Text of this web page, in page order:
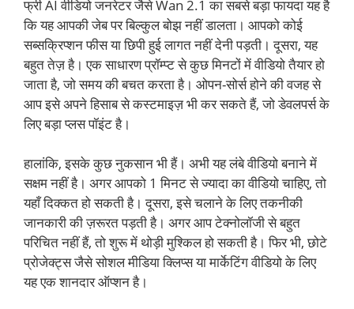
फ्री AI वीडियो जनरेटर जैसे Wan 2.1 का सबसे बड़ा फायदा यह है
कि यह आपकी जेब पर बिल्कुल बोझ नहीं डालता। आपको कोई
सब्सक्रिप्शन फीस या छिपी हुई लागत नहीं देनी पड़ती। दूसरा, यह
बहुत तेज़ है। एक साधारण प्रॉम्प्ट से कुछ मिनटों में वीडियो तैयार हो
जाता है, जो समय की बचत करता है। ओपन-सोर्स होने की वजह से
आप इसे अपने हिसाब से कस्टमाइज़ भी कर सकते हैं, जो डेवलपर्स के
लिए बड़ा प्लस पॉइंट है।
हालांकि, इसके कुछ नुकसान भी हैं। अभी यह लंबे वीडियो बनाने में
सक्षम नहीं है। अगर आपको 1 मिनट से ज्यादा का वीडियो चाहिए, तो
यहाँ दिक्कत हो सकती है। दूसरा, इसे चलाने के लिए तकनीकी
जानकारी की ज़रूरत पड़ती है। अगर आप टेक्नोलॉजी से बहुत
परिचित नहीं हैं, तो शुरू में थोड़ी मुश्किल हो सकती है। फिर भी, छोटे
प्रोजेक्ट्स जैसे सोशल मीडिया क्लिप्स या मार्केटिंग वीडियो के लिए
यह एक शानदार ऑप्शन है।